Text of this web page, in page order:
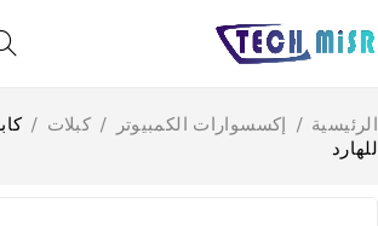
/ إكسسوارات الكمبيوتر كبلات